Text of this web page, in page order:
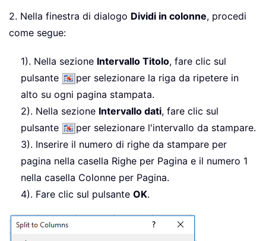
2. Nella finestra di dialogo Dividi in colonne, procedi
come segue:
1). Nella sezione Intervallo Titolo, fare clic sul
pulsante
per selezionare la riga da ripetere in
alto su ogni pagina stampata.
2). Nella sezione Intervallo dati, fare clic sul
pulsante
per selezionare l'intervallo da stampare.
3). Inserire il numero di righe da stampare per
pagina nella casella Righe per Pagina e il numero 1
nella casella Colonne per Pagina.
4). Fare clic sul pulsante OK.